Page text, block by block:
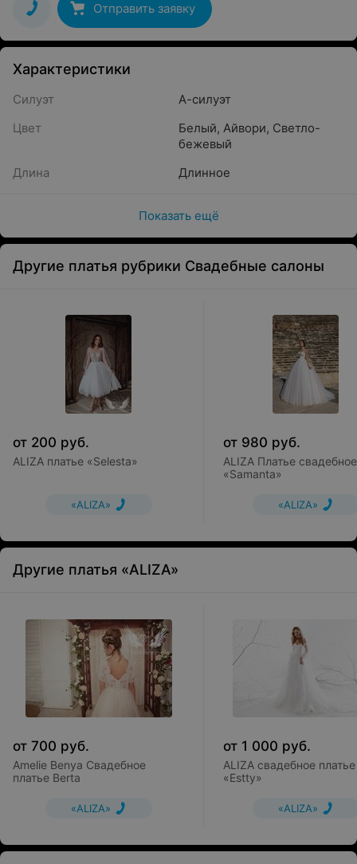
Отправить заявку
Характеристики
Силуэт
А-силуэт
Цвет
Белый, Айвори, Светло-
бежевый
Длина
Длинное
Показать ещё
Другие платья рубрики Свадебные салоны
от 200 руб.
ALIZA платье «Selesta»
«ALIZA»
от 980 руб.
ALIZA Платье свадебное
«Samanta»
«ALIZA»
Другие платья «ALIZA»
от 700 руб.
Amelie Benya Свадебное
платье Berta
«ALIZA»
от 1 000 руб.
ALIZA свадебное платье
«Estty»
«ALIZA»